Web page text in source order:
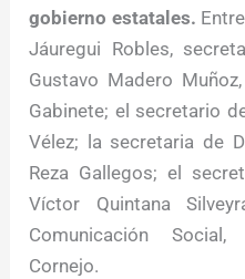
gobierno estatales.
Jáuregui Robles,
Gustavo Madero
Gabinete; el secretario
Vélez; la secretaria de
Reza Gallegos; el
Víctor Quintana
Comunicación
Cornejo.